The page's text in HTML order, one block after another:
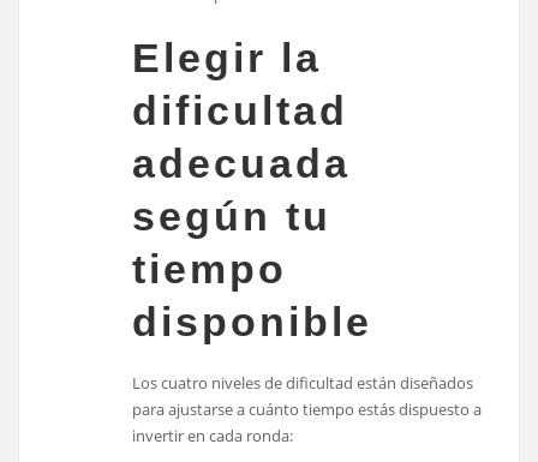
Elegir la
dificultad
adecuada
según tu
tiempo
disponible
Los cuatro niveles de dificultad están diseñados
para ajustarse a cuánto tiempo estás dispuesto a
invertir en cada ronda: